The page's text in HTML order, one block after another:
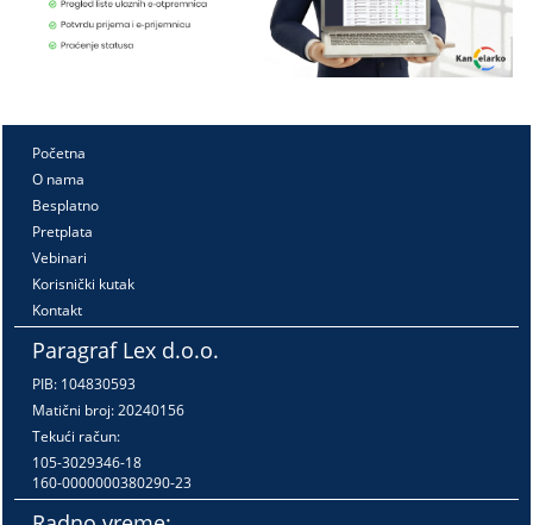
Početna
O nama
Besplatno
Pretplata
Vebinari
Korisnički kutak
Kontakt
Paragraf Lex d.o.o.
PIB: 104830593
Matični broj: 20240156
Tekući račun:
105-3029346-18
160-0000000380290-23